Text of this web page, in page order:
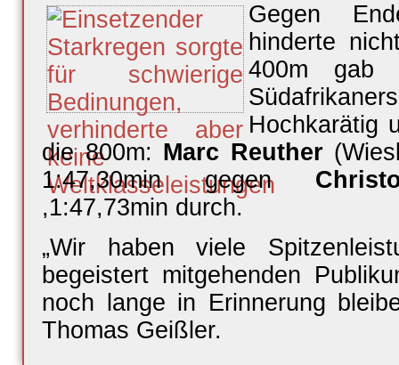
Gegen
hinderte
400m gab
Hochkarätig
die 800m: Marc Reuther
1:47,30min gegen
,1:47,73min durch.
„Wir haben viele
begeistert mitgehenden
noch lange in Erinnerung
Thomas Geißler.